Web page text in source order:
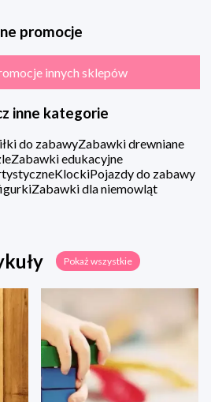
promocje
innych sklepów
inne kategorie
do zabawyZabawki drewniane
Zabawki edukacyjne
KlockiPojazdy do zabawy
Zabawki dla niemowląt
Pokaż wszystkie